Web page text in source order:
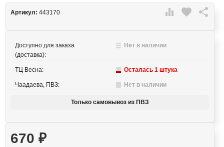
 favorite 
Артикул: 443170
Доступно для заказа
(доставка):
Нет в наличии
ТЦ Весна: Осталась 1 штука
Чаадаева, ПВЗ: Нет в наличии
Только самовывоз из ПВЗ
670 ₽